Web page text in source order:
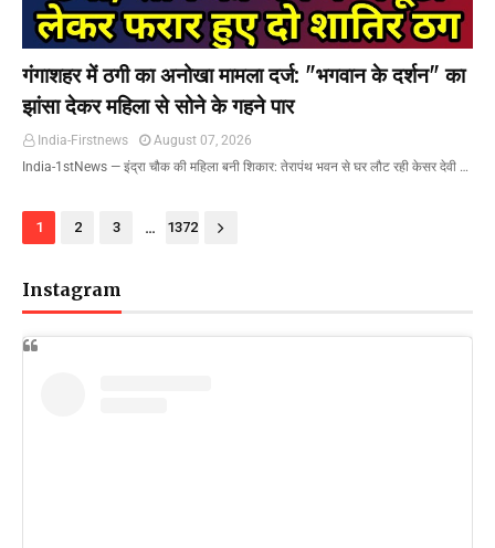
गंगाशहर में ठगी का अनोखा मामला दर्ज: "भगवान के दर्शन" का
झांसा देकर महिला से सोने के गहने पार
India-Firstnews
August 07, 2026
India-1stNews ​— इंद्रा चौक की महिला बनी शिकार: तेरापंथ भवन से घर लौट रही केसर देवी …
1 2 3 ... 1372
Instagram